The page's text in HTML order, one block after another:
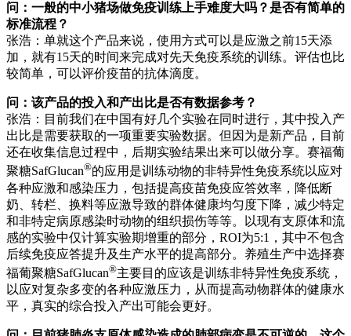
问：一般的中小猪场做免疫训练上手难度大吗？是否有简单的
标准流程？
张浩：单就这个产品来说，使用方式可以是应激之前15天添
加，就有15天的时间来完成对先天免疫系统的训练。评估也比
较简单，可以评价疫苗的抗体滴度。
问：该产品的投入和产出比是否有数据参考？
张浩：目前我们在中国有好几个实验在同时进行，其中投入产
出比是需要获取的一项重要实验数据。但因为是新产品，目前
还在收集信息过程中，后期实验结果出来可以做分享。赛福葡
聚糖SafGlucan®的应用是训练动物的非特异性免疫系统以应对
各种应激和感染压力，包括提高疫苗免疫应答效率，降低断
奶、转栏、换料等应激导致的群体健康均匀度下降，减少特定
和非特定病原感染时动物的组织损伤等等。以现有支原体和流
感的实验中仅计算实验期增重的部分，ROI为5:1，其中不包含
后续免疫应答提升及生产水平的提高部分。养殖生产中选择赛
福葡聚糖SafGlucan®主要目的应该是训练非特异性免疫系统，
以应对复杂多变的各种应激压力，从而提高动物群体的健康水
平，真实的综合投入产出可能会更好。